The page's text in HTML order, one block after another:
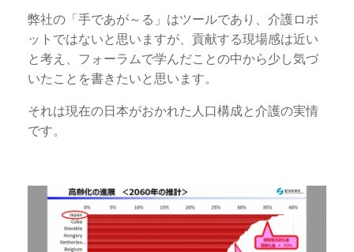
弊社の「手であが～る」はツールであり、介護ロボ
ットではないと思いますが、貢献する現場感は近い
と考え、フォーラムで学んだことの中から少し気づ
いたことを書きたいと思います。
それは現在の日本がおかれた人口構成と介護の実情
です。